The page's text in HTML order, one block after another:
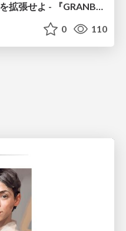
【CEDEC2026】『Relink』を拡張せよ - 『GRANBLUE FANTASY: Relink - Endless Ragnarok』の開発速度と品質を守るCI運用
0 110